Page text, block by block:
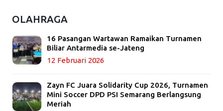
OLAHRAGA
16 Pasangan Wartawan Ramaikan Turnamen
Biliar Antarmedia se-Jateng
12 Februari 2026
Zayn FC Juara Solidarity Cup 2026, Turnamen
Mini Soccer DPD PSI Semarang Berlangsung
Meriah